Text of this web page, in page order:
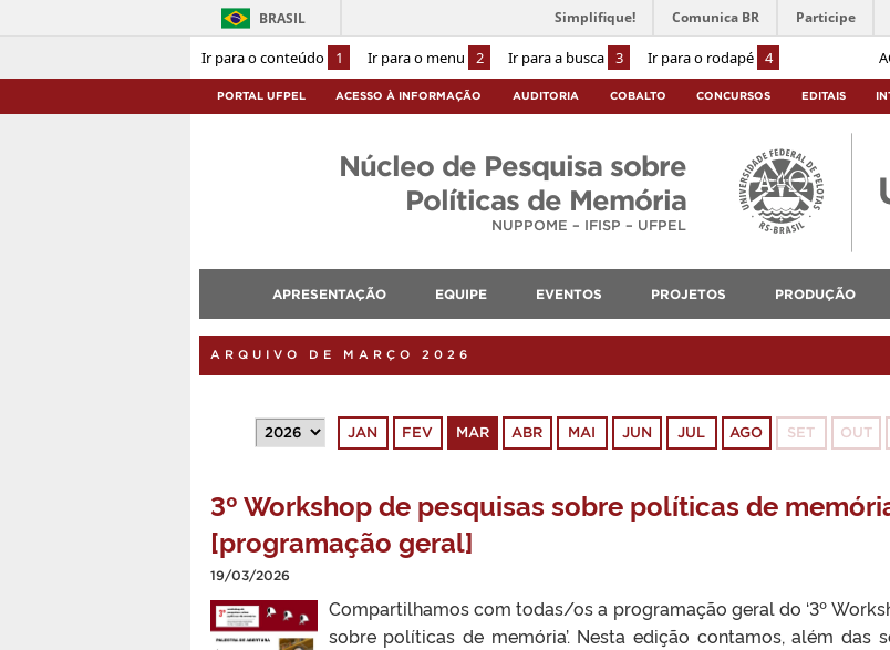
Ir para o conteúdo 1 Ir para o menu 2 Ir para a busca 3 Ir para o rodapé 4
BRASIL Simplifique! Comunica BR Participe
PORTAL UFPEL ACESSO À INFORMAÇÃO AUDITORIA COBALTO CONCURSOS EDITAIS
Núcleo de Pesquisa sobre
Políticas de Memória
NUPPOME – IFISP – UFPEL
APRESENTAÇÃO EQUIPE EVENTOS PROJETOS PRODUÇÃO
ARQUIVO DE MARÇO 2026
JAN FEV MAR ABR MAI JUN JUL AGO SET OUT
3º Workshop de pesquisas sobre políticas de
[programação geral]
19/03/2026
Compartilhamos com todas/os a programação geral do ‘3º
sobre políticas de memória’. Nesta edição contamos, além das